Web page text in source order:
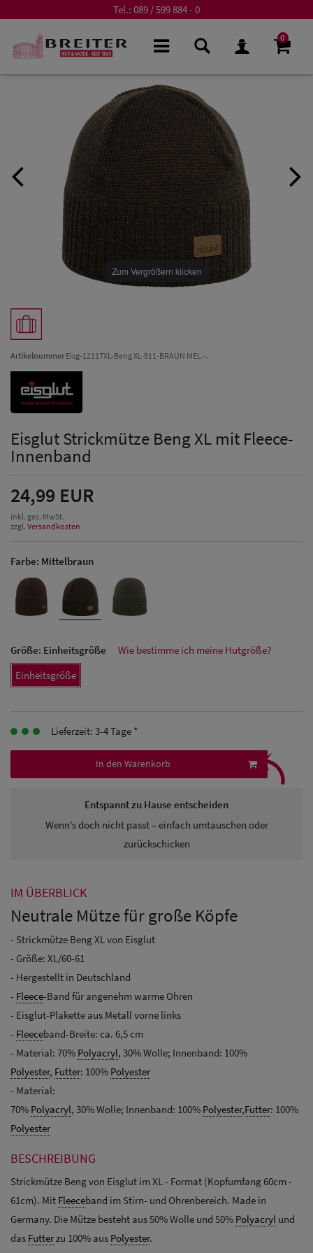
Tel.: 089 / 599 884 - 0
0
Herren Caps
Herren
Baseball Cpas
Schutz Caps
Zum Vergrößern klicken
ArtikelnummerEisg-12117XL-Beng XL-511-BRAUN MEL.-.
Eisglut Strickmütze Beng XL mit Fleece-
Innenband
24,99 EUR
inkl. ges. MwSt.
zzgl. Versandkosten
Farbe: Mittelbraun
Größe: Einheitsgröße
Wie bestimme ich meine Hutgröße?
Einheitsgröße
Lieferzeit: 3-4 Tage *
In den Warenkorb
Entspannt zu Hause entscheiden
Wenn’s doch nicht passt – einfach umtauschen oder
zurückschicken
⤹
IM ÜBERBLICK
Neutrale Mütze für große Köpfe
- Strickmütze Beng XL von Eisglut
- Größe: XL/60-61
- Hergestellt in Deutschland
- Fleece-Band für angenehm warme Ohren
- Eisglut-Plakette aus Metall vorne links
- Fleeceband-Breite: ca. 6,5 cm
- Material: 70% Polyacryl, 30% Wolle; Innenband: 100%
Polyester, Futter: 100% Polyester
- Material:
70% Polyacryl, 30% Wolle; Innenband: 100% Polyester,Futter: 100%
Polyester
BESCHREIBUNG
Strickmütze Beng von Eisglut im XL - Format (Kopfumfang 60cm -
61cm). Mit Fleeceband im Stirn- und Ohrenbereich. Made in
Germany. Die Mütze besteht aus 50% Wolle und 50% Polyacryl und
das Futterzu 100% aus Polyester.